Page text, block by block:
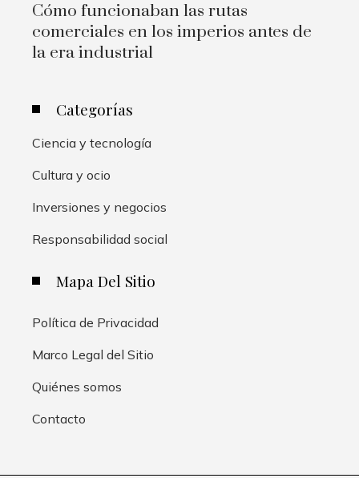
Cómo funcionaban las rutas
comerciales en los imperios antes de
la era industrial
Categorías
Ciencia y tecnología
Cultura y ocio
Inversiones y negocios
Responsabilidad social
Mapa Del Sitio
Política de Privacidad
Marco Legal del Sitio
Quiénes somos
Contacto